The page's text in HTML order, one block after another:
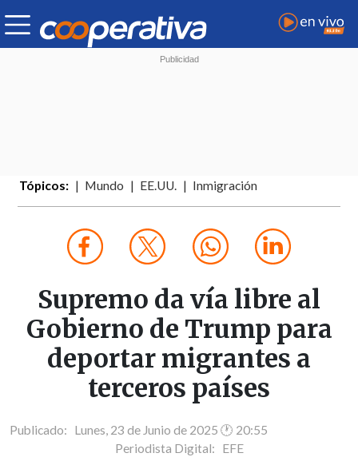
Tópicos: Mundo EE.UU. Inmigración
Supremo da vía libre al
Gobierno de Trump para
deportar migrantes a
terceros países
Publicado: Lunes, 23 de Junio de 2025 🕐 20:55
Periodista Digital: EFE